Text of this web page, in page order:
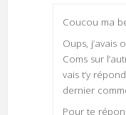
Coucou ma
Oups, j’avais
Coms sur
vais t’y
dernier
Pour te